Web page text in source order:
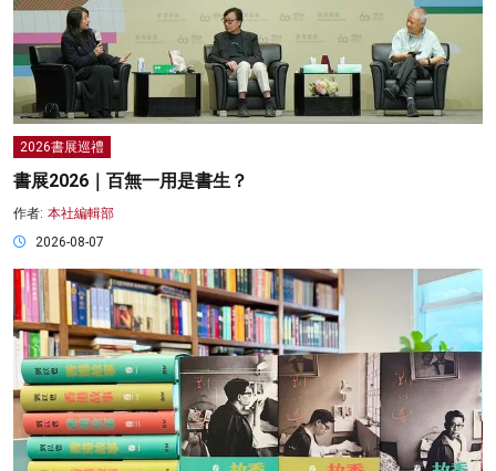
2026書展巡禮
書展2026｜百無一用是書生？
作者: 本社編輯部
2026-08-07